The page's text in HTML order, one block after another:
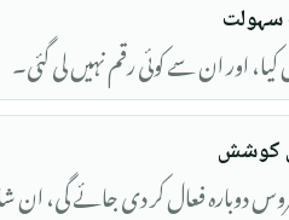
اور ان سے کوئی رقم نہیں لی گئی۔
کوشش
سروس دوبارہ فعال کر دی جائے گی، ان